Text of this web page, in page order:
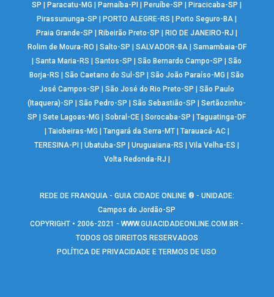
SP
Paracatu-MG Parnaíba-PI Peruíbe-SP Piracicaba-SP
Pirassununga-SP
PORTO ALEGRE-RS Porto Seguro-BA
Praia Grande-SP
Ribeirão Preto-SP RIO DE JANEIRO-RJ
Rolim de Moura-RO
Salto-SP SALVADOR-BA| Samambaia-DF
|Santa Maria-RS |Santos-SP |São Bernardo Campo-SP |São
Borja-RS
|São Caetano do Sul-SP |São João Paraíso-MG |São
José Campos-SP
|São José do Rio Preto-SP |São Paulo
(Itaquera)-SP
|São Pedro-SP |São Sebastião-SP |Sertãozinho-
SP
|Sete Lagoas-MG |Sobral-CE |Sorocaba-SP |Taguatinga-DF
Taiobeiras-MG Tangará da Serra-MT| Tarauacá-AC|
TERESINA-PI
|Ubatuba-SP |Uruguaiana-RS |Vila Velha-ES
Volta Redonda-RJ
REDE DE FRANQUIA - GUIA CIDADE ONLINE ® - UNIDADE:
Campos do Jordão-SP
COPYRIGHT • 2006-2021 -WWW.GUIACIDADEONLINE.COM.BR -
TODOS OS DIREITOS RESERVADOS
POLÍTICA DE PRIVACIDADE E TERMOS DE USO